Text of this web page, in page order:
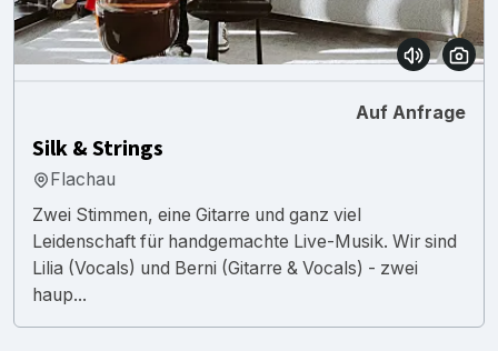
Auf Anfrage
Silk & Strings
Flachau
Zwei Stimmen, eine Gitarre und ganz viel
Leidenschaft für handgemachte Live-Musik. Wir sind
Lilia (Vocals) und Berni (Gitarre & Vocals) - zwei
haup...